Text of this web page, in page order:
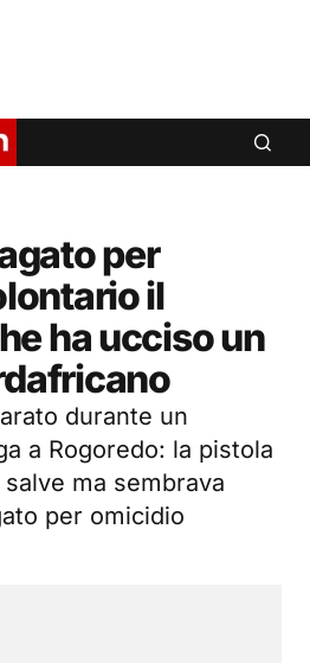
per
il
ha ucciso un
durante un
a Rogoredo: la pistola
ma sembrava
per omicidio